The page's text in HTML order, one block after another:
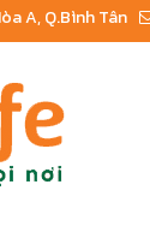
A, Q.Bình Tân